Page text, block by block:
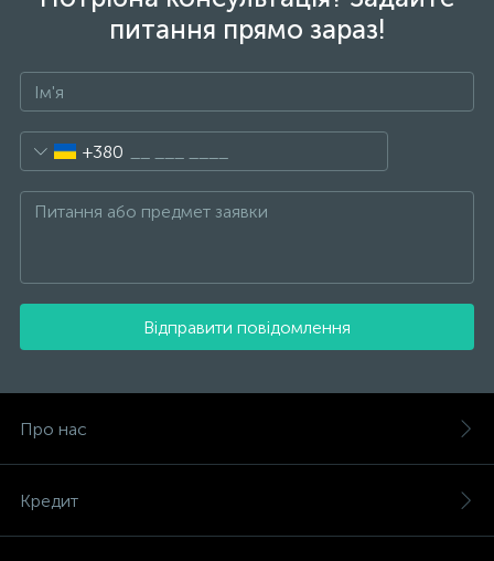
питання прямо зараз!
+380
Відправити повідомлення
Про нас
Кредит